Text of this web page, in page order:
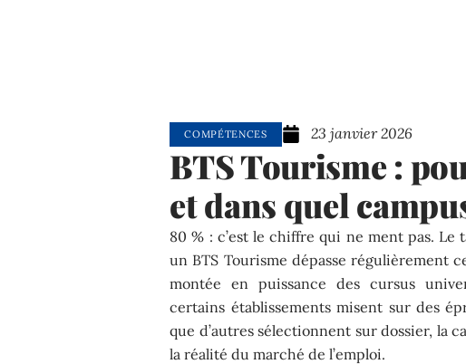
COMPÉTENCES 23 janvier 2026
BTS Tourisme :
et dans quel
80 % : c’est le chiffre qui ne ment pas. Le
un BTS Tourisme dépasse régulièrement
montée en puissance des cursus
certains établissements misent sur des
que d’autres sélectionnent sur dossier, la
la réalité du marché de l’emploi.